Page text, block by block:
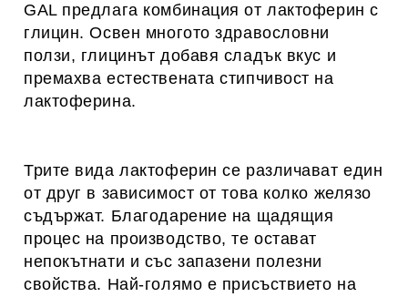
GAL предлага комбинация от лактоферин с
глицин. Освен многото здравословни
ползи, глицинът добавя сладък вкус и
премахва естествената стипчивост на
лактоферина.
Трите вида лактоферин се различават един
от друг в зависимост от това колко желязо
съдържат. Благодарение на щадящия
процес на производство, те остават
непокътнати и със запазени полезни
свойства. Най-голямо е присъствието на